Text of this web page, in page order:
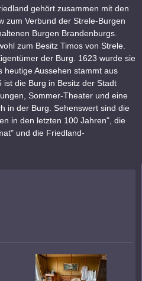
gehört zusammen mit den
zum Verbund der Strele-Burgen
Burgen Brandenburgs.
zum Besitz Timos von Strele.
der Burg. 1623 wurde sie
heutige Aussehen stammt aus
die Burg in Besitz der Stadt
Sommer-Theater und eine
in der Burg. Sehenswert sind die
in den letzten 100 Jahren", die
und die Friedland-